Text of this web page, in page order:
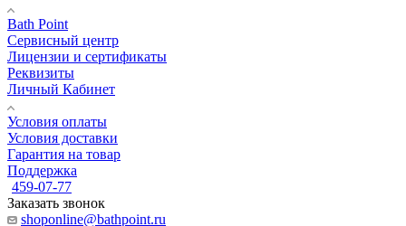
Bath Point
Сервисный центр
Лицензии и сертификаты
Реквизиты
Личный Кабинет
Условия оплаты
Условия доставки
Гарантия на товар
Поддержка
459-07-77
Заказать звонок
shoponline@bathpoint.ru